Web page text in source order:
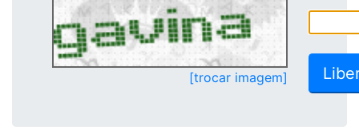
[trocar imagem]